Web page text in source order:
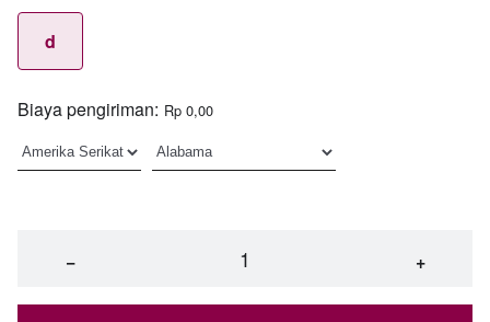
d
Biaya pengiriman: Rp 0,00
− +